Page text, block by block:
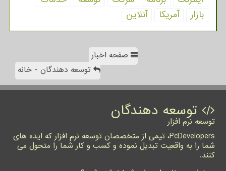
بازار
آمریكا آنلاین
صفحه اخبار
توسعه دهندگان - خانه
توسعه دهندگان
توسعه نرم افزار
PcDevelopers، تیمی از متخصصان توسعه نرم افزار که ایده های
شما را به واقعیت تبدیل نموده و کسب و کار شما را متحول می
کنند.